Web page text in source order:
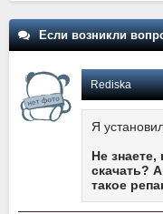
Если возникли
Rediska
Я
Не знаете,
скачать?
такое